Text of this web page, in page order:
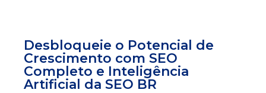
Desbloqueie o Potencial de
Crescimento com SEO
Completo e Inteligência
Artificial da SEO BR